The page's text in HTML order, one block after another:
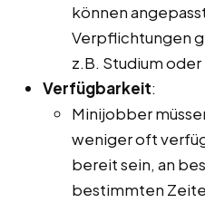
können
Verpflichtungen
z.B. Studium
Verfügbarkeit:
Minijobber
weniger oft
bereit sein, an
bestimmten